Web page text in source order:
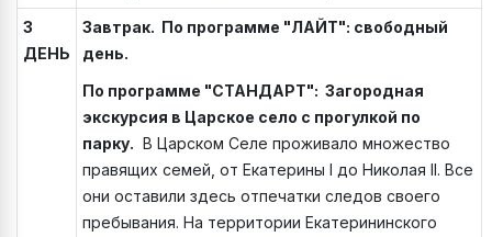
3
ДЕНЬ
Завтрак. По программе "ЛАЙТ": свободный
день.
По программе "СТАНДАРТ": Загородная
экскурсия в Царское село с прогулкой по
парку. В Царском Селе проживало множество
правящих семей, от Екатерины I до Николая II. Все
они оставили здесь отпечатки следов своего
пребывания. На территории Екатерининского